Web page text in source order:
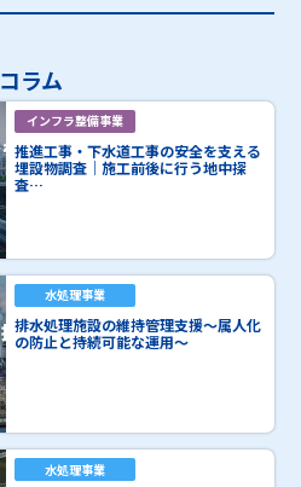
コラム
インフラ整備事業
推進工事・下水道工事の安全を支える
埋設物調査｜施工前後に行う地中探
査…
水処理事業
排水処理施設の維持管理支援～属人化
の防止と持続可能な運用～
水処理事業